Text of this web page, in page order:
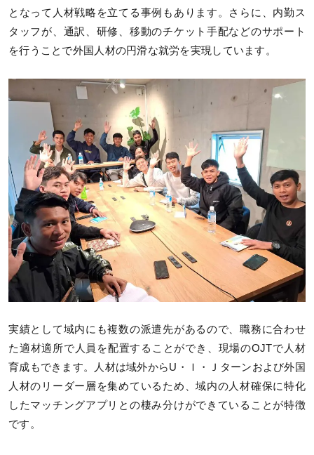
となって人材戦略を立てる事例もあります。さらに、内勤ス
タッフが、通訳、研修、移動のチケット手配などのサポート
を行うことで外国人材の円滑な就労を実現しています。
実績として域内にも複数の派遣先があるので、職務に合わせ
た適材適所で人員を配置することができ、現場のOJTで人材
育成もできます。人材は域外からU・Ｉ・Ｊターンおよび外国
人材のリーダー層を集めているため、域内の人材確保に特化
したマッチングアプリとの棲み分けができていることが特徴
です。